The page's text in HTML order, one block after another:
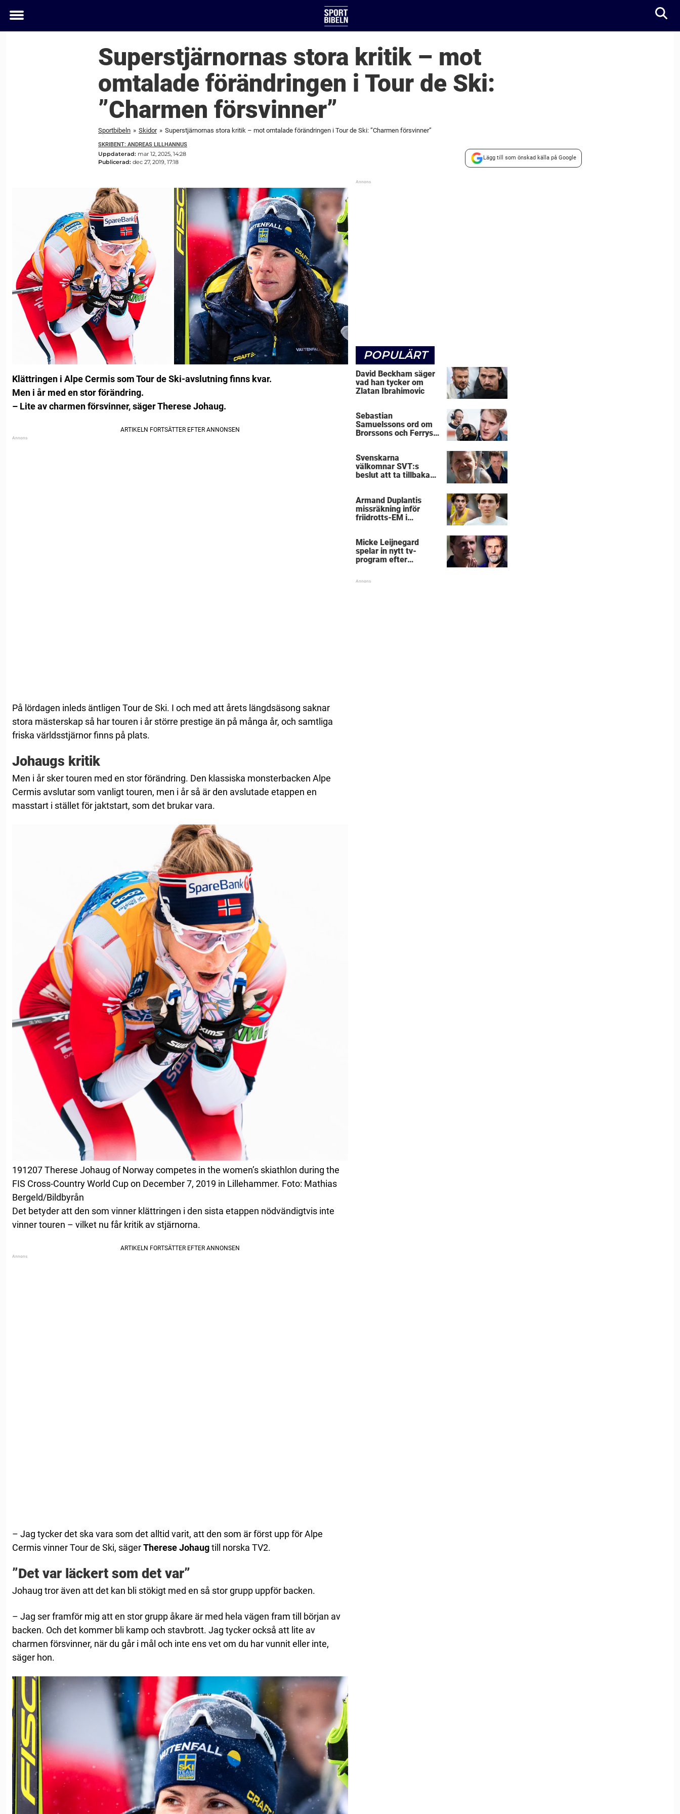
Toggle
Superstjärnornas stora kritik – mot
omtalade förändringen i Tour de Ski:
”Charmen försvinner”
Sportbibeln » Skidor » Superstjärnornas stora kritik – mot omtalade förändringen i Tour de Ski: ”Charmen försvinner”
SKRIBENT: ANDREAS LILLHANNUS
Uppdaterad: mar 12, 2025, 14:28
Publicerad: dec 27, 2019, 17:18
Lägg till som önskad källa på Google
Klättringen i Alpe Cermis som Tour de Ski-avslutning finns kvar.
Men i år med en stor förändring.
– Lite av charmen försvinner, säger Therese Johaug.
På lördagen inleds äntligen Tour de Ski. I och med att årets längdsäsong saknar
stora mästerskap så har touren i år större prestige än på många år, och samtliga
friska världsstjärnor finns på plats.
Johaugs kritik
Men i år sker touren med en stor förändring. Den klassiska monsterbacken Alpe
Cermis avslutar som vanligt touren, men i år så är den avslutade etappen en
masstart i stället för jaktstart, som det brukar vara.
191207 Therese Johaug of Norway competes in the women’s skiathlon during the
FIS Cross-Country World Cup on December 7, 2019 in Lillehammer. Foto: Mathias
Bergeld/Bildbyrån
Det betyder att den som vinner klättringen i den sista etappen nödvändigtvis inte
vinner touren – vilket nu får kritik av stjärnorna.
– Jag tycker det ska vara som det alltid varit, att den som är först upp för Alpe
Cermis vinner Tour de Ski, sägerThereseJohaugtill norska TV2.
”Det var läckert som det var”
Johaug tror även att det kan bli stökigt med en så stor grupp uppför backen.
– Jag ser framför mig att en stor grupp åkare är med hela vägen fram till början av
backen. Och det kommer bli kamp och stavbrott. Jag tycker också att lite av
charmen försvinner, när du går i mål och inte ens vet om du har vunnit eller inte,
säger hon.
POPULÄRT
David Beckham säger
vad han tycker om
Zlatan Ibrahimovic
Sebastian
Samuelssons ord om
Brorssons och Ferrys
Svenskarna
välkomnar SVT:s
beslut att ta tillbaka
Armand Duplantis
missräkning inför
friidrotts-EM i
Micke Leijnegard
spelar in nytt tv-
program efter